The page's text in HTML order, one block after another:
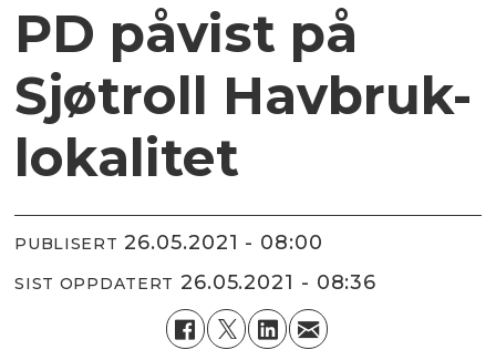
PD påvist på
Sjøtroll Havbruk-
lokalitet
PUBLISERT 26.05.2021 - 08:00
SIST OPPDATERT 26.05.2021 - 08:36